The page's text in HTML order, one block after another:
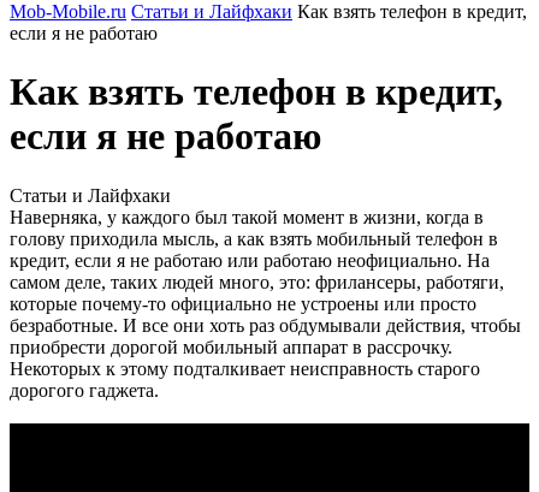
Mob-Mobile.ru Статьи и Лайфхаки Как взять телефон в кредит,
если я не работаю
Как взять телефон в кредит,
если я не работаю
Статьи и Лайфхаки
Наверняка, у каждого был такой момент в жизни, когда в
голову приходила мысль, а как взять мобильный телефон в
кредит, если я не работаю или работаю неофициально. На
самом деле, таких людей много, это: фрилансеры, работяги,
которые почему-то официально не устроены или просто
безработные. И все они хоть раз обдумывали действия, чтобы
приобрести дорогой мобильный аппарат в рассрочку.
Некоторых к этому подталкивает неисправность старого
дорогого гаджета.